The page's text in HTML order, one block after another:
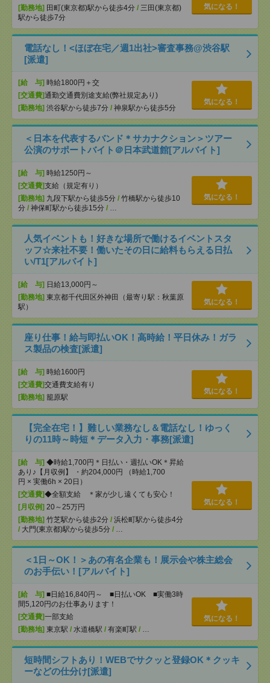
[勤務地] 田町(東京都)駅から徒歩4分 / 三田(東京都)
駅から徒歩7分
気になる！
電話なし！<ほぼ在宅／週1出社>審査事務@渋谷駅
[派遣]
[給 与] 時給1800円＋交
[交通費]通勤交通費別途支給(弊社規定あり)
[勤務地] 渋谷駅から徒歩7分 / 神泉駅から徒歩5分
気になる！
＜日本を代表するバンド＊サカナクション＞ツアー
公演のサポートバイト＠日本武道館[アルバイト]
[給 与] 時給1250円～
[交通費]支給（規定有り）
[勤務地] 九段下駅から徒歩5分 / 竹橋駅から徒歩10
分 / 神保町駅から徒歩15分 / …
気になる！
人気イベントも！好きな場所で働けるイベントスタ
ッフ☆来社不要！働いたその日に給料もらえる日払
い/T1[アルバイト]
[給 与] 日給13,000円～
[勤務地] 東京都千代田区外神田（最寄り駅：秋葉原
駅）
気になる！
座り仕事！給与即払いOK！高時給！平日休み！ガラ
ス製品の検査[派遣]
[給 与] 時給1600円
[交通費]交通費支給有り
[勤務地] 籠原駅
気になる！
【完全在宅！】難しい業務なし＆電話なし！ゆっく
りの11時～時短＊データ入力・事務[派遣]
[給 与] ◆時給1,700円＊日払い・週払いOK＊昇給
あり♪【月収例】 ・約204,000円 （時給1,700
円 × 実働6h × 20日）
[交通費]◆全額支給 ＊家が少し遠くても安心！
[月収例] 20～25万円
[勤務地] 竹芝駅から徒歩2分 / 浜松町駅から徒歩4分
/ 大門(東京都)駅から徒歩5分 / …
気になる！
＜1日～OK！＞あの有名企業も！展示会や株主総会
のお手伝い！[アルバイト]
[給 与] ■日給16,840円～ ■日払いOK ■実働3時
間5,120円のお仕事あります！
[交通費]一部支給
[勤務地] 東京駅 / 水道橋駅 / 有楽町駅 / …
気になる！
短時間シフトあり！WEBでサクッと登録OK＊クッキ
ーなどの仕分け[派遣]